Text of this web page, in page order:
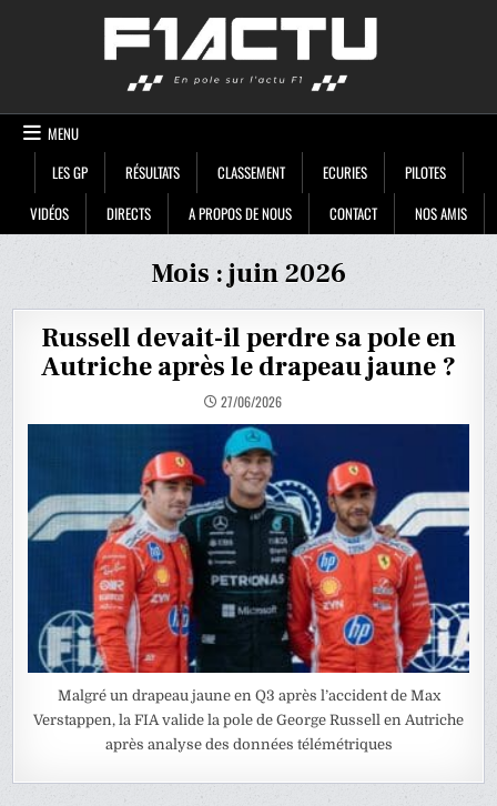
MENU
LES GP
RÉSULTATS CLASSEMENT ECURIES
PILOTES
VIDÉOS
DIRECTS A PROPOS DE NOUS CONTACT NOS AMIS
Mois :juin 2026
Russell devait-il perdre sa pole en
Autriche après le drapeau jaune ?
27/06/2026
Malgré un drapeau jaune en Q3 après l’accident de Max
Verstappen, la FIA valide la pole de George Russell en Autriche
après analyse des données télémétriques